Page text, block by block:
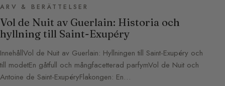
ARV & BERÄTTELSER
Vol de Nuit av Guerlain: Historia och
hyllning till Saint-Exupéry
InnehållVol de Nuit av Guerlain: Hyllningen till Saint-Exupéry och
till modetEn gåtfull och mångfacetterad parfymVol de Nuit och
Antoine de Saint-ExupéryFlakongen: En…